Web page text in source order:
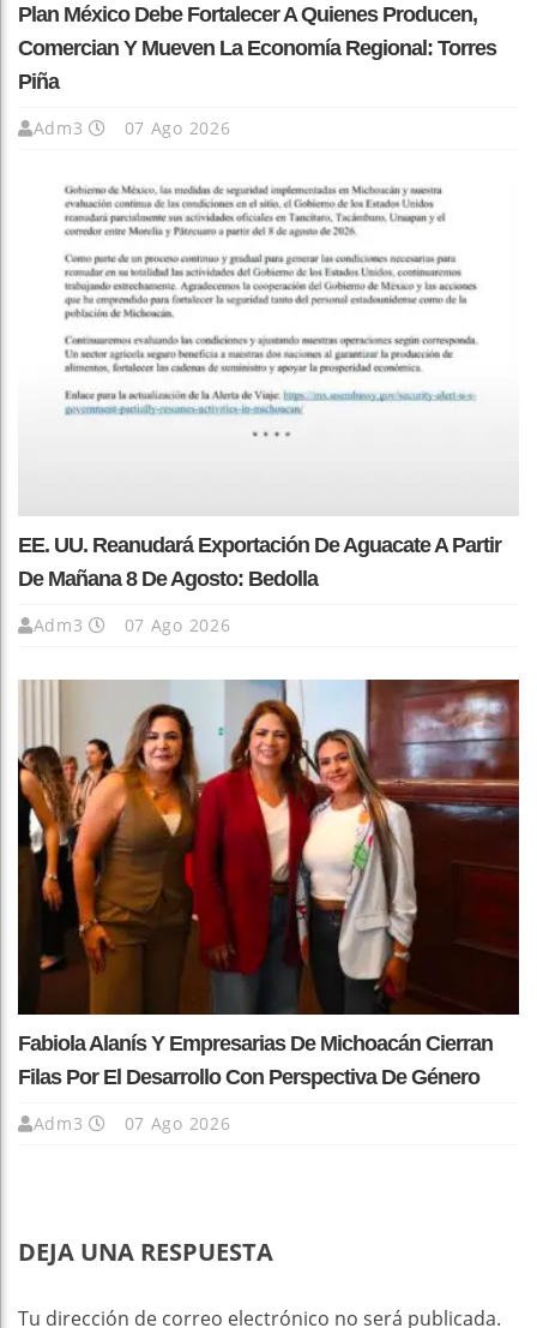
Plan México Debe Fortalecer A Quienes Producen,
Comercian Y Mueven La Economía Regional: Torres
Piña
Adm3 07 Ago 2026
EE. UU. Reanudará Exportación De Aguacate A Partir
De Mañana 8 De Agosto: Bedolla
Adm3 07 Ago 2026
Fabiola Alanís Y Empresarias De Michoacán Cierran
Filas Por El Desarrollo Con Perspectiva De Género
Adm3 07 Ago 2026
DEJA UNA RESPUESTA
Tu dirección de correo electrónico no será publicada.